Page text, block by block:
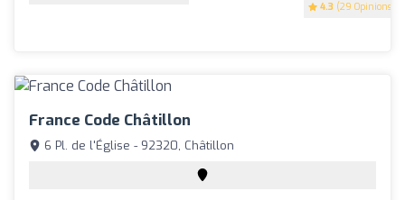
4.3 (29 Opinions)
France Code Châtillon
6 Pl. de l'Église - 92320, Châtillon